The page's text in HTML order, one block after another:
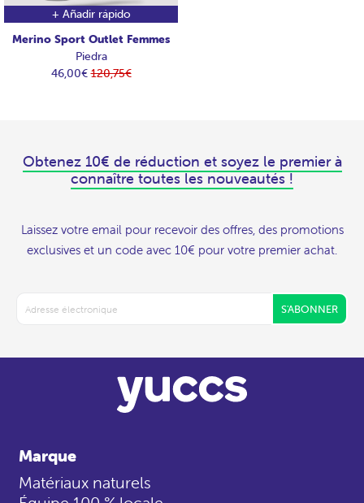
+ Añadir rápido
Merino Sport Outlet Femmes
Piedra
46,00€120,75€
Obtenez 10€ de réduction et soyez le premier à
connaître toutes les nouveautés !
Laissez votre email pour recevoir des offres, des promotions
exclusives et un code avec 10€ pour votre premier achat.
S'ABONNER
Marque
Matériaux naturels